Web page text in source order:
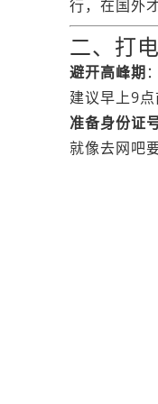
行，在国外
二、打
避开高峰期：
建议早上9
准备身份证
就像去网吧